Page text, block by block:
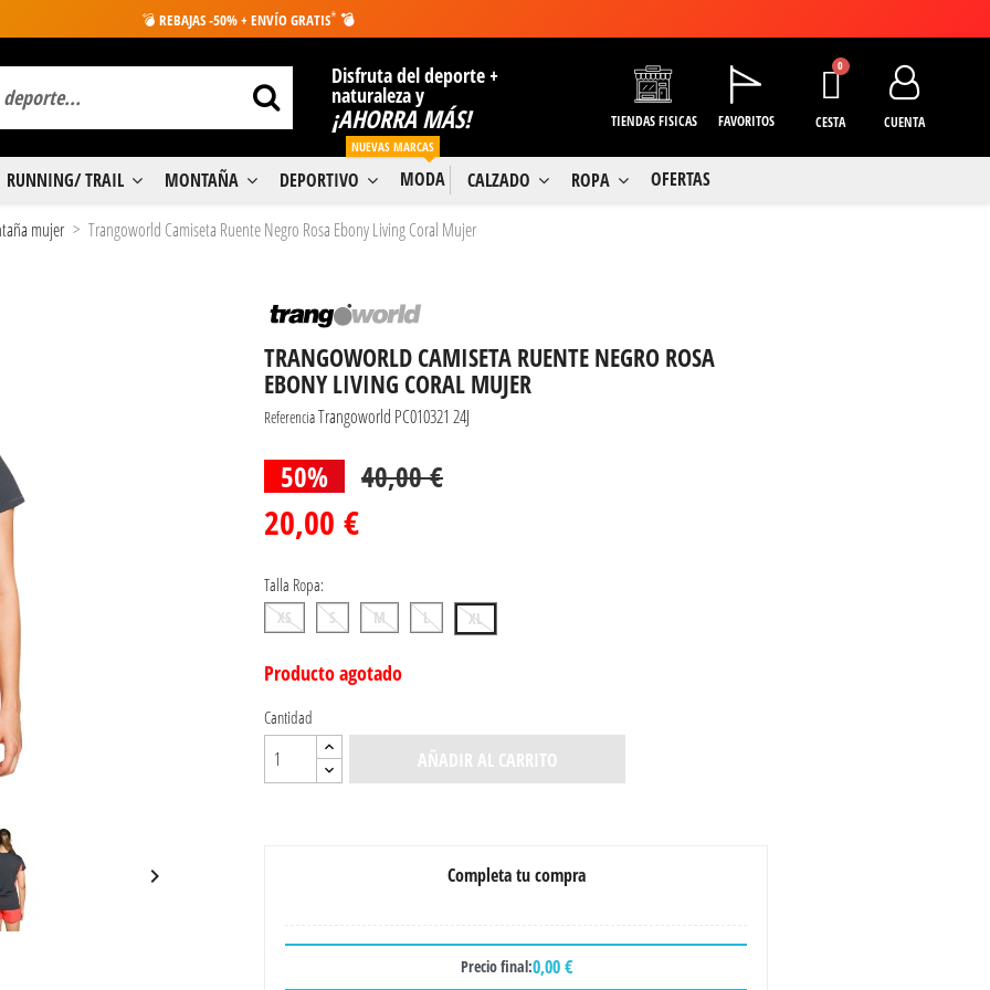
💣 REBAJAS -50% + ENVÍO GRATIS* 💣
Disfruta del deporte +
naturaleza y
¡AHORRA MÁS! TIENDAS FISICAS FAVORITOS CESTA CUENTA
RUNNING/ TRAIL MONTAÑA DEPORTIVO MODA
NUEVAS MARCAS
CALZADO ROPA OFERTAS
mujer Trangoworld Camiseta Ruente Negro Rosa Ebony Living Coral Mujer

TRANGOWORLD CAMISETA RUENTE NEGRO ROSA
EBONY LIVING CORAL MUJER
ReferenciaTrangoworld PC010321 24J
50% 40,00 €
20,00 €
Talla Ropa:
XS S M L XL
Producto agotado
Cantidad
AÑADIR AL CARRITO
Completa tu compra
Precio final:0,00 €